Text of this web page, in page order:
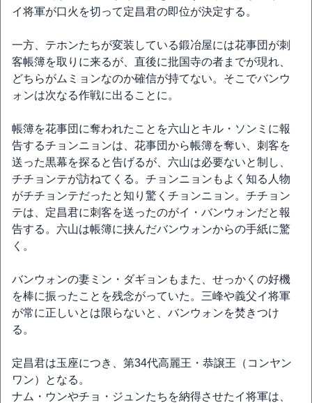
イ将軍が口火を切って定昌君の即位が決定する。
一方、テホンたちが変装している鍛冶屋には花事団が刺
客帳簿を取りに来るが、直後に批国寺の者までが現れ、
どちらがムミョンなのか確信が持てない。そこでバンウ
ォンは次なる作戦に出ることに。
帳簿を花事団に奪われたことを六山とキル・ソンミに報
告するチョンニョンは、花事団から帳簿を奪い、刺客を
送った黒幕を探ると告げるが、六山は必要ないと制し、
チチョンテが訪ねてくる。チョンニョンもよく知る人物
がチチョンテだったと知り驚くチョンニョン。チチョン
テは、定昌君に刺客を送ったのがイ・バンウォンだと報
告する。六山は帳簿に挟んだバンウォンからの手紙に驚
く。
バンウォンの妻ミン・ダギョンもまた、せっかくの好機
を棒に振ったことを残念がっていた。三峰や義父イ将軍
が常に正しいとは限らないと、バンウォンを焚きつけ
る。
定昌君は玉座につき、第34代高麗王・恭譲王（コンヤン
ワン）となる。
ナム・ウンやチョ・ジュンたちを納得させたイ将軍は、